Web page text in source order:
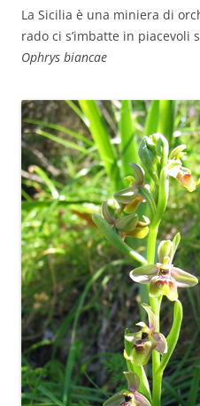
La Sicilia è una miniera di
rado ci s’imbatte in piacevoli
Ophrys biancae